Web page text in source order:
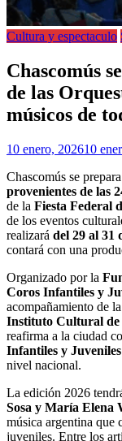
Cultura y espectaculo
Chascomús
de las
músicos de
10 enero, 202610
Chascomús se
provenientes de las
de la Fiesta Federal
de los eventos
realizará del 29 al 31
contará con una
Organizado por la
Coros Infantiles y
acompañamiento de la
Instituto Cultural de
reafirma a la ciudad
Infantiles y Juveniles
nivel nacional.
La edición 2026
Sosa y María Elena
música argentina que
juveniles. Entre los